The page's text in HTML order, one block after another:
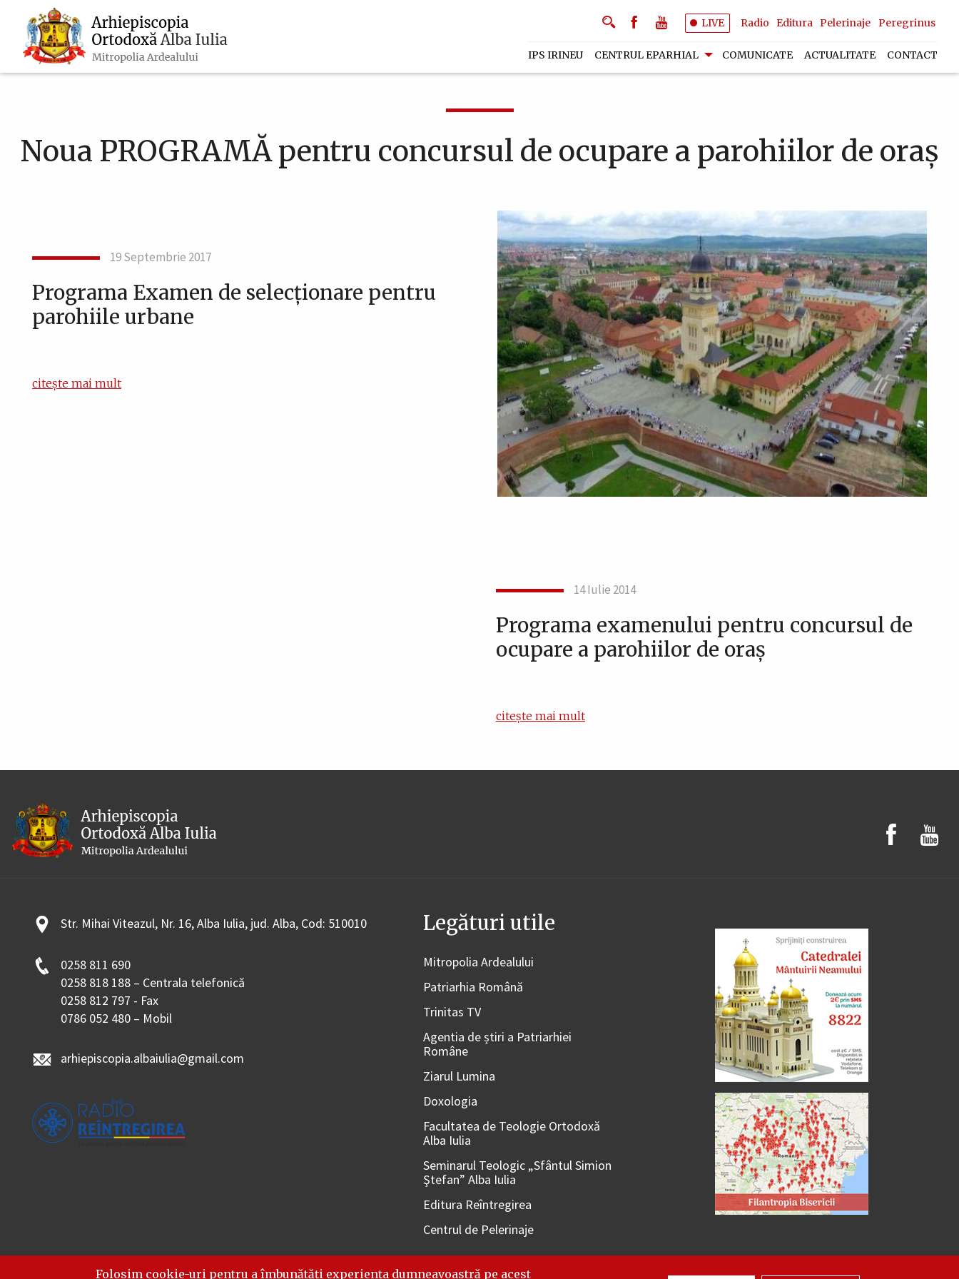
conţinutul
principal
Navigare
principală
LIVE Radio Editura Pelerinaje Peregrinus
IPS IRINEU CENTRUL EPARHIAL COMUNICATE ACTUALITATE CONTACT
Noua PROGRAMĂ pentru concursul de ocupare a parohiilor de oraş
19 Septembrie 2017
Programa Examen de selecţionare pentru
parohiile urbane
citește mai mult
14 Iulie 2014
Programa examenului pentru concursul de
ocupare a parohiilor de oraş
citește mai mult
Str. Mihai Viteazul, Nr. 16, Alba Iulia, jud. Alba, Cod: 510010
0258 811 690
0258 818 188 – Centrala telefonică
0258 812 797 - Fax
0786 052 480 – Mobil
arhiepiscopia.albaiulia@gmail.com
Legături utile
Mitropolia Ardealului
Patriarhia Română
Trinitas TV
Agentia de știri a Patriarhiei
Române
Ziarul Lumina
Doxologia
Facultatea de Teologie Ortodoxă
Alba Iulia
Seminarul Teologic „Sfântul Simion
Ştefan” Alba Iulia
Editura Reîntregirea
Centrul de Pelerinaje
Folosim cookie-uri pentru a îmbunătăți experiența dumneavoastră pe acest